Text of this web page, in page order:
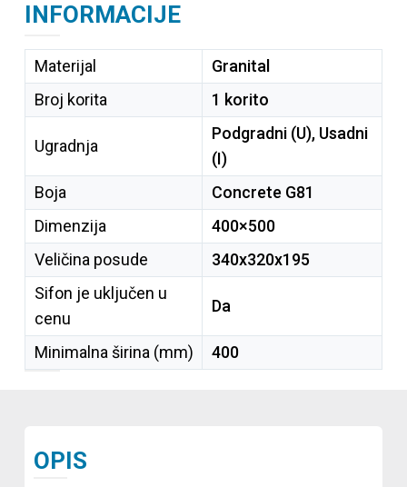
INFORMACIJE
Materijal
Granital
Broj korita
1 korito
Ugradnja
Podgradni (U), Usadni
(I)
Boja
Concrete G81
Dimenzija
400×500
Veličina posude
340x320x195
Sifon je uključen u
cenu
Da
Minimalna širina (mm) 400
OPIS